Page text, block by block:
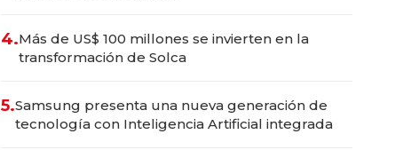
4.Más de US$ 100 millones se invierten en la
transformación de Solca
5.Samsung presenta una nueva generación de
tecnología con Inteligencia Artificial integrada